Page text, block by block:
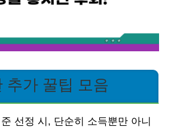
추가 꿀팁 모음
선정 시, 단순히 소득뿐만 아니